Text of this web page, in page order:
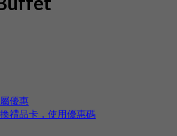
優惠
禮品卡，使用優惠碼